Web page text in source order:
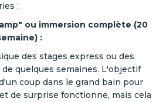
:
ou immersion complète (20
:
des stages express ou des
quelques semaines. L'objectif
coup dans le grand bain pour
de surprise fonctionne, mais cela